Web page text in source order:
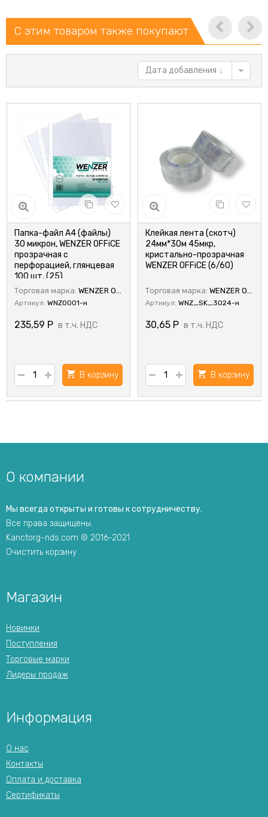
С этим товаром также покупают
Дата добавления
Папка-файл А4 (файлы)
30 микрон, WENZER OFFiCE
прозрачная с
перфорацией, глянцевая
100 шт. (25)
Торговая марка: WENZER OFFiCE
Артикул: WNZ0001-н
235,59 Р в т.ч. НДС
В корзину
Клейкая лента (скотч)
24мм*30м 45мкр,
кристально-прозрачная
WENZER OFFiCE (6/60)
Торговая марка: WENZER OFFiCE
Артикул: WNZ_SK_3024-н
30,65 Р в т.ч. НДС
В корзину
О компании
Мы всегда открыты и готовы к сотрудничеству.
Все права защищены.
Kanctorg-nds.com © 2016-2021
Очистить корзину
Магазин
Новинки
Поступления
Торговые марки
Лидеры продаж
Информация
О нас
Контакты
Оплата и доставка
Сертификаты